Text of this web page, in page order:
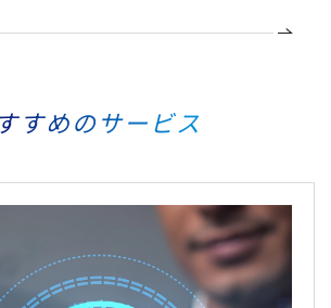
すめのサービス